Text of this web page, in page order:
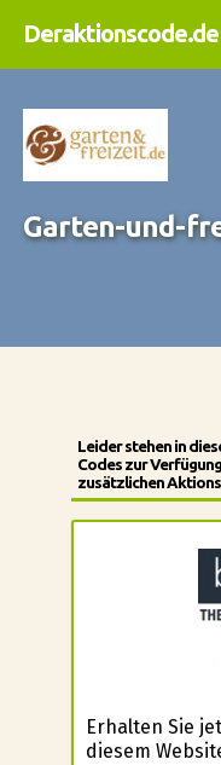
Deraktionscode.de
Garten-und-
Leider stehen in
Codes zur
zusätzlichen
Erhalten Sie
diesem